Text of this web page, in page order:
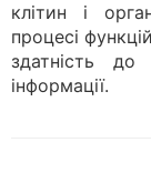
клітин і
процесі функцій
здатність до
інформації.